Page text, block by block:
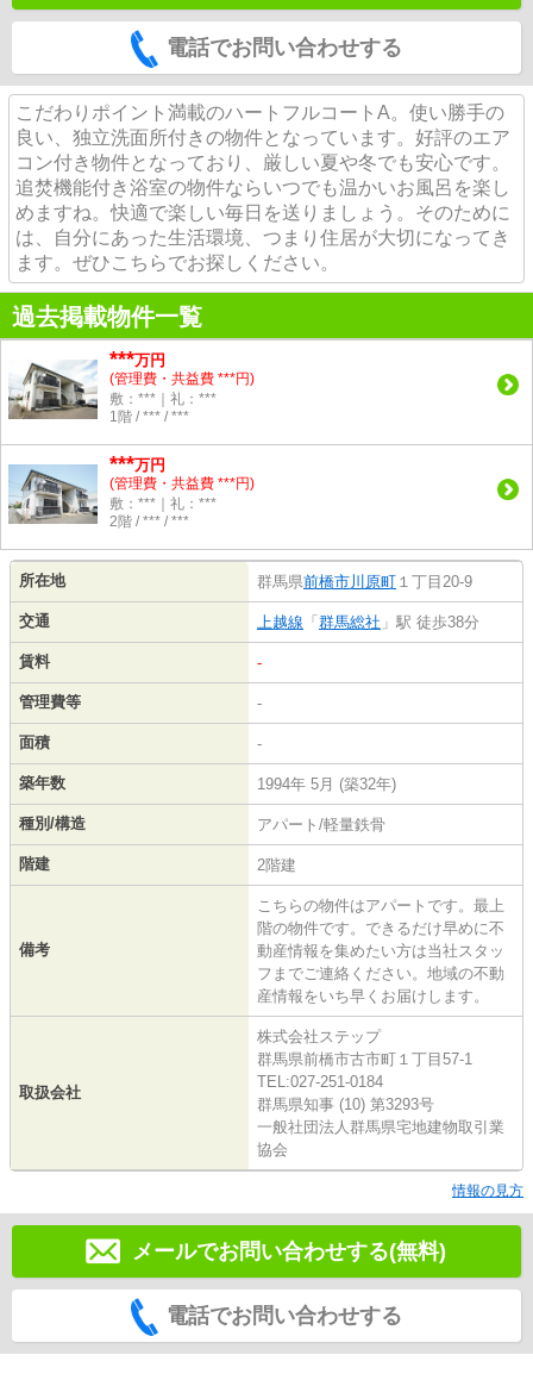
電話でお問い合わせする
こだわりポイント満載のハートフルコートA。使い勝手の
良い、独立洗面所付きの物件となっています。好評のエア
コン付き物件となっており、厳しい夏や冬でも安心です。
追焚機能付き浴室の物件ならいつでも温かいお風呂を楽し
めますね。快適で楽しい毎日を送りましょう。そのために
は、自分にあった生活環境、つまり住居が大切になってき
ます。ぜひこちらでお探しください。
過去掲載物件一覧
***万円
(管理費・共益費 ***円)
敷：***｜礼：***
1階 / *** / ***
***万円
(管理費・共益費 ***円)
敷：***｜礼：***
2階 / *** / ***
所在地 群馬県前橋市川原町 １丁目20-9
交通 上越線 「 群馬総社 」駅 徒歩38分
賃料 -
管理費等 -
面積 -
築年数 1994年 5月 (築32年)
種別/構造 アパート/軽量鉄骨
階建 2階建
備考
こちらの物件はアパートです。最上
階の物件です。できるだけ早めに不
動産情報を集めたい方は当社スタッ
フまでご連絡ください。地域の不動
産情報をいち早くお届けします。
取扱会社
株式会社ステップ
群馬県前橋市古市町１丁目57-1
TEL:027-251-0184
群馬県知事 (10) 第3293号
一般社団法人群馬県宅地建物取引業
協会
情報の見方
メールでお問い合わせする(無料)
電話でお問い合わせする